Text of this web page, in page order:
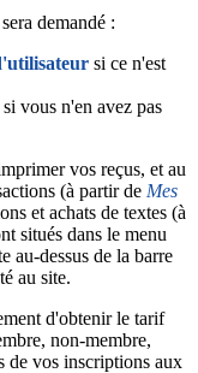
demandé :
si ce n'est
si vous n'en avez pas
vos reçus, et au
(à partir de Mes
et achats de textes (à
situés dans le menu
au-dessus de la barre
au site.
d'obtenir le tarif
non-membre,
de vos inscriptions aux